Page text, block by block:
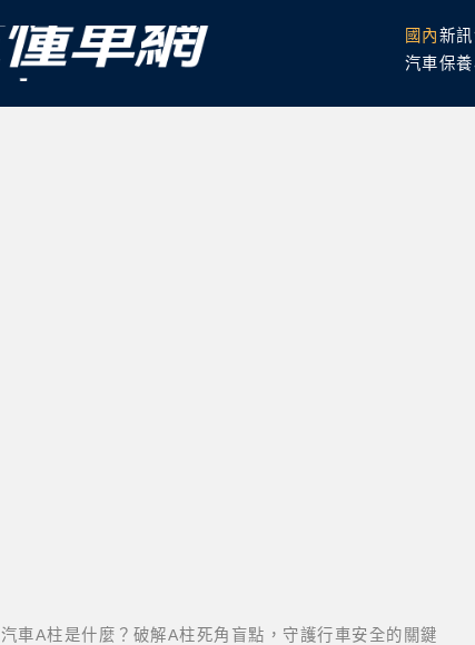
國內新訊
汽車保養
汽車A柱是什麼？破解A柱死角盲點，守護行車安全的關鍵